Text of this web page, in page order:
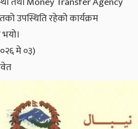
उपस्थिति रहेको कार्यक्रम
मे ०३)